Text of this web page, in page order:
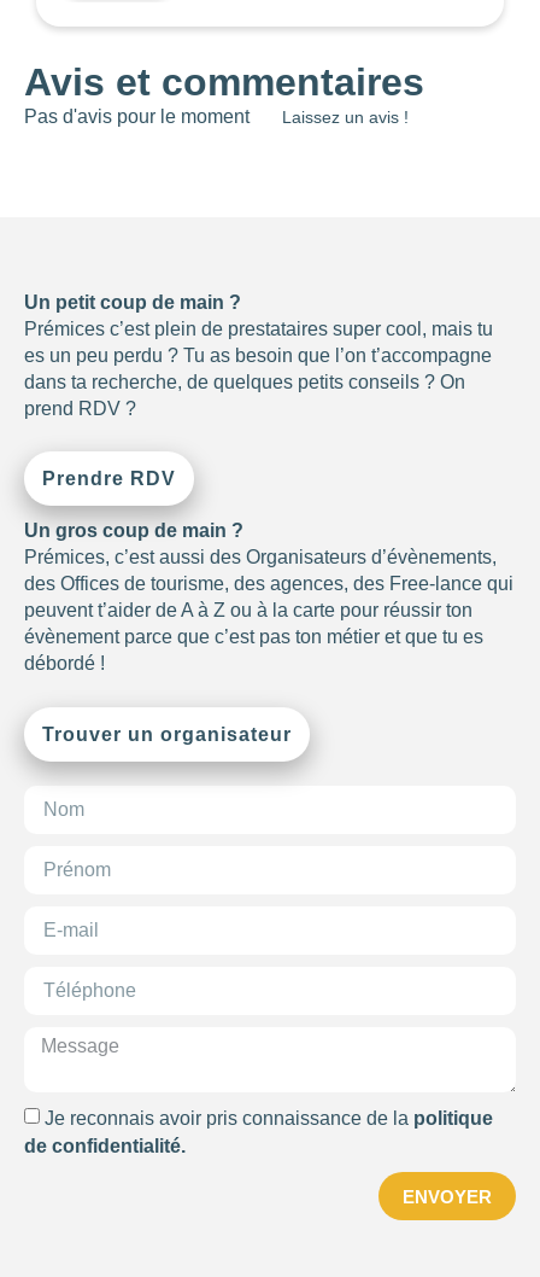
Avis et commentaires
Pas d'avis pour le moment Laissez un avis !
Un petit coup de main ?
Prémices c’est plein de prestataires super cool, mais tu
es un peu perdu ? Tu as besoin que l’on t’accompagne
dans ta recherche, de quelques petits conseils ? On
prend RDV ?
Prendre RDV
Un gros coup de main ?
Prémices, c’est aussi des Organisateurs d’évènements,
des Offices de tourisme, des agences, des Free-lance qui
peuvent t’aider de A à Z ou à la carte pour réussir ton
évènement parce que c’est pas ton métier et que tu es
débordé !
Trouver un organisateur
Je reconnais avoir pris connaissance de la politique
de confidentialité.
ENVOYER